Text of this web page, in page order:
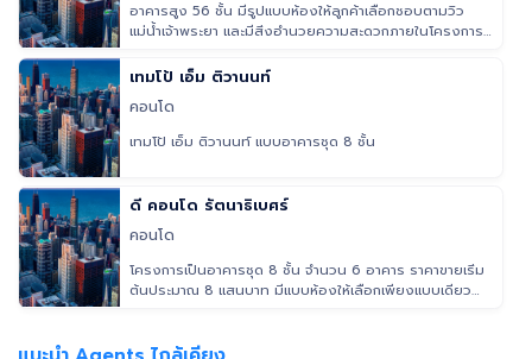
อาคารสูง 56 ชั้น มีรูปแบบห้องให้ลูกค้าเลือกชอบตามวิว
แม่น้ำเจ้าพระยา และมีสิ่งอำนวยความสะดวกภายในโครงการ
เทมโป้ เอ็ม ติวานนท์
คอนโด
เทมโป้ เอ็ม ติวานนท์ แบบอาคารชุด 8 ชั้น
ดี คอนโด รัตนาธิเบศร์
คอนโด
โครงการเป็นอาคารชุด 8 ชั้น จำนวน 6 อาคาร ราคาขายเริ่ม
ต้นประมาณ 8 แสนบาท มีแบบห้องให้เลือกเพียงแบบเดียว